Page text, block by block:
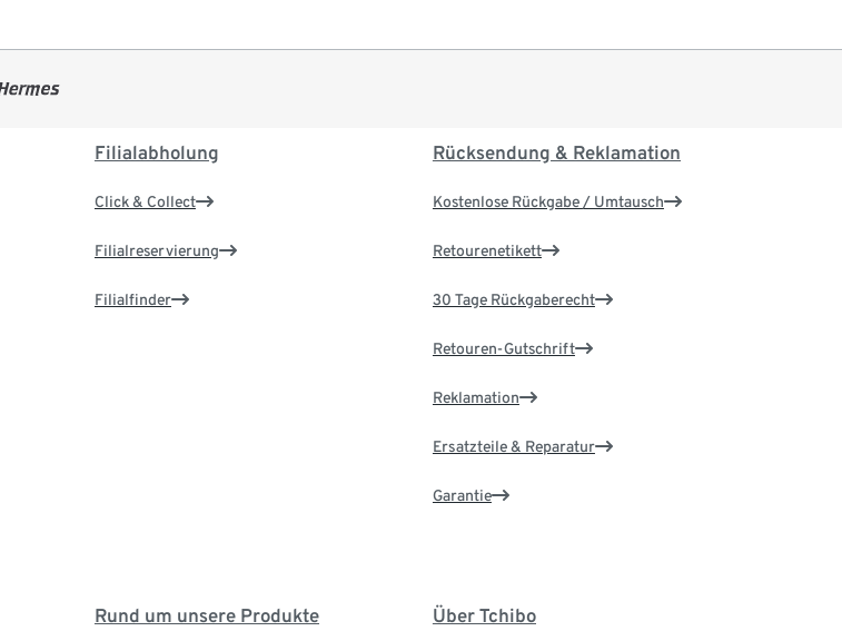
Filialabholung
Click & Collect
Filialreservierung
Filialfinder
Rücksendung & Reklamation
Kostenlose Rückgabe / Umtausch
Retourenetikett
30 Tage Rückgaberecht
Retouren-Gutschrift
Reklamation
Ersatzteile & Reparatur
Garantie
Rund um unsere Produkte Über Tchibo